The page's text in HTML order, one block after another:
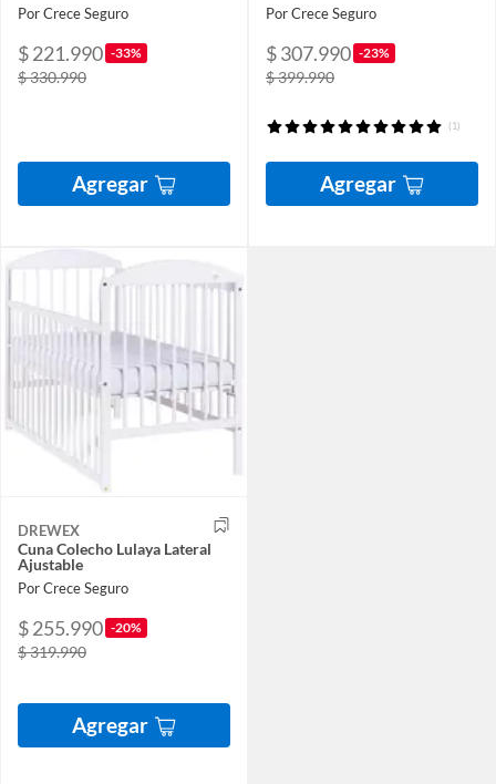
Por Crece Seguro
$ 221.990 -33%
$ 330.990
Agregar
Por Crece Seguro
$ 307.990 -23%
$ 399.990
(1)
Agregar
DREWEX
Cuna Colecho Lulaya Lateral
Ajustable
Por Crece Seguro
$ 255.990 -20%
$ 319.990
Agregar